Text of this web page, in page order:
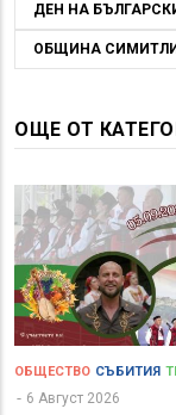
ДЕН НА
ОБЩИНА
ОЩЕ ОТ
ОБЩЕСТВО СЪБИТИЯ
6 Август 2026